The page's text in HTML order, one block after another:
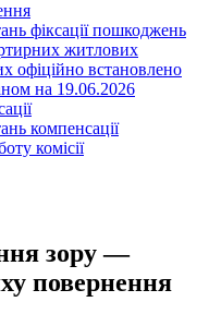
фіксації пошкоджень
житлових
офіційно встановлено
на 19.06.2026
компенсації
комісії
зору —
повернення